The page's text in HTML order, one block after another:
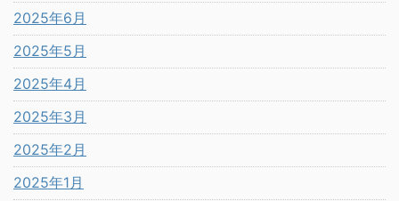
2025年6月
2025年5月
2025年4月
2025年3月
2025年2月
2025年1月